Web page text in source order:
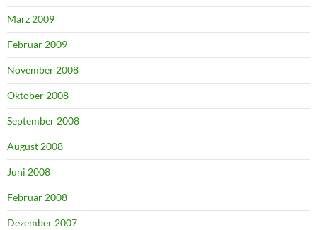
März 2009
Februar 2009
November 2008
Oktober 2008
September 2008
August 2008
Juni 2008
Februar 2008
Dezember 2007